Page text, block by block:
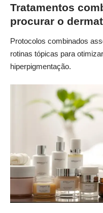
Tratamentos
procurar o
Protocolos combinados
rotinas tópicas para
hiperpigmentação.